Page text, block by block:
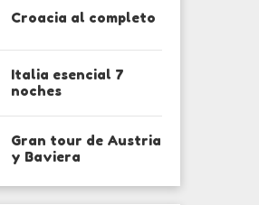
Croacia al completo
Italia esencial 7
noches
Gran tour de Austria
y Baviera